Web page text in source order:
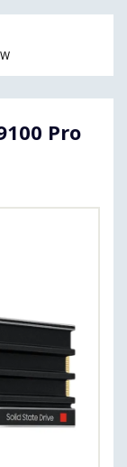
Pro